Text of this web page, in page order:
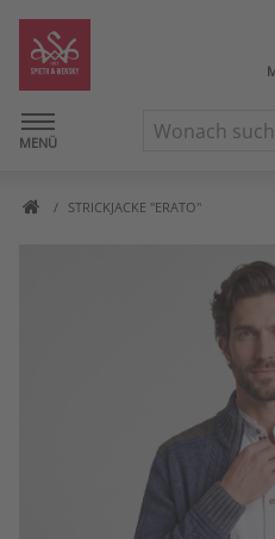
MENÜ
STRICKJACKE "ERATO"
Artikelbilder